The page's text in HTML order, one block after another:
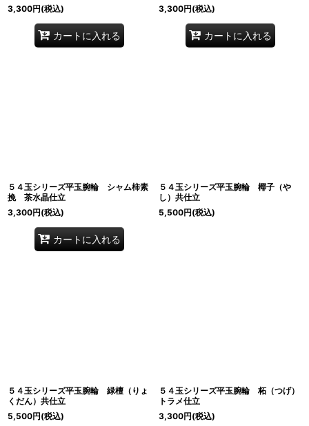
3,300円(税込)
カートに入れる
3,300円(税込)
カートに入れる
５４玉シリーズ平玉腕輪 シャム柿素
挽 茶水晶仕立
3,300円(税込)
カートに入れる
５４玉シリーズ平玉腕輪 椰子（や
し）共仕立
5,500円(税込)
５４玉シリーズ平玉腕輪 緑檀（りょ
くだん）共仕立
5,500円(税込)
５４玉シリーズ平玉腕輪 柘（つげ）
トラメ仕立
3,300円(税込)